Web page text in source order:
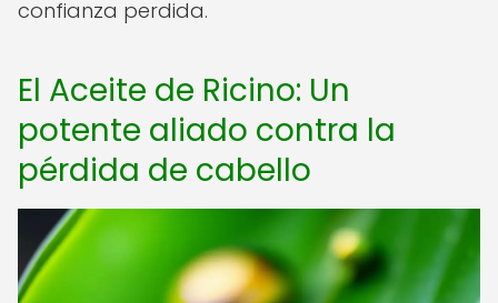
confianza perdida.
El Aceite de Ricino: Un
potente aliado contra la
pérdida de cabello